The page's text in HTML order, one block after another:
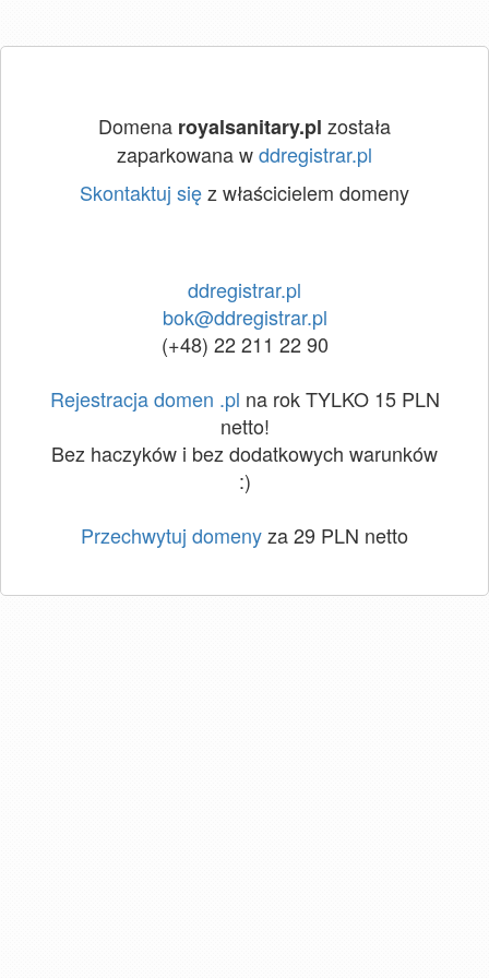
Domena royalsanitary.pl została
zaparkowana wddregistrar.pl
Skontaktuj sięz właścicielem domeny
ddregistrar.pl
bok@ddregistrar.pl
(+48) 22 211 22 90
Rejestracja domen .pl na rok TYLKO 15 PLN
netto!
Bez haczyków i bez dodatkowych warunków
:)
Przechwytuj domenyza 29 PLN netto